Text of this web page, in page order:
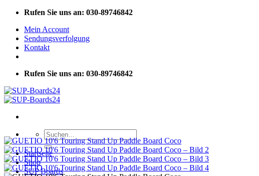
Zum
springen
Rufen Sie uns an: 030-89746842
Mein Account
Sendungsverfolgung
Kontakt
Rufen Sie uns an: 030-89746842
Suchen
nach:
Startseite
Shop
SUP Boards